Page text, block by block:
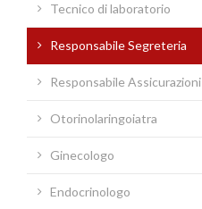
INFORMAZIONI MEDICHE
Tecnico di laboratorio
Responsabile Segreteria
Responsabile Assicurazioni
Otorinolaringoiatra
Ginecologo
Endocrinologo